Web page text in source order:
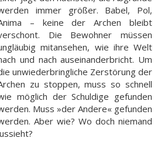
immer größer. Babel, Pol,
– keine der Archen bleibt
Die Bewohner müssen
mitansehen, wie ihre Welt
und nach auseinanderbricht. Um
unwiederbringliche Zerstörung der
zu stoppen, muss so schnell
möglich der Schuldige gefunden
Muss »der Andere« gefunden
Aber wie? Wo doch niemand